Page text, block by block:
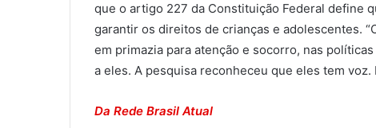
que o artigo 227 da Constituição Federal define
garantir os direitos de crianças e adolescentes.
em primazia para atenção e socorro, nas
a eles. A pesquisa reconheceu que eles tem voz.
Da Rede Brasil Atual